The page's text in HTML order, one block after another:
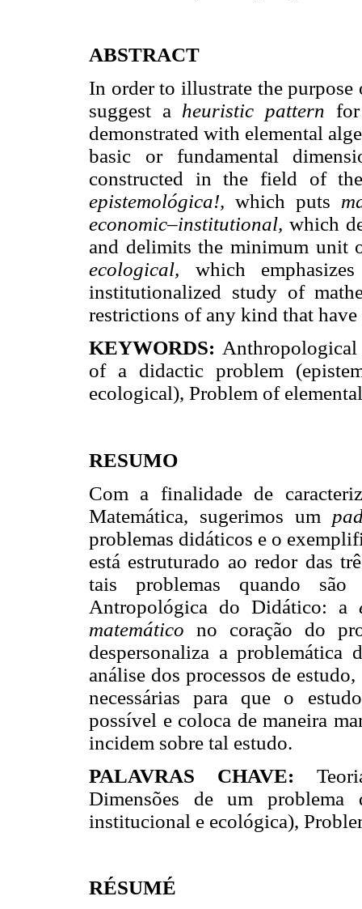
ABSTRACT
In order to illustrate the
suggest a heuristic pattern
demonstrated with elemental
basic or fundamental
constructed in the field of
epistemológica!, which puts
economic–institutional, which
and delimits the minimum unit
ecological, which
institutionalized study of
restrictions of any kind that
KEYWORDS:
of a didactic problem
ecological), Problem of
RESUMO
Com a finalidade de
Matemática, sugerimos um
problemas didáticos e o
está estruturado ao redor das
tais problemas quando
Antropológica do Didático: a
matemático no coração do
despersonaliza a
análise dos processos de
necessárias para que o
possível e coloca de maneira
incidem sobre tal estudo.
PALAVRAS CHAVE:
Dimensões de um problema
institucional e ecológica),
RÉSUMÉ